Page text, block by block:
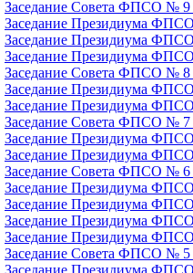
Заседание Совета ФПСО № 9
Заседание Президиума
Заседание Президиума
Заседание Президиума
Заседание Совета ФПСО № 8
Заседание Президиума
Заседание Президиума
Заседание Совета ФПСО № 7
Заседание Президиума ФПСО
Заседание Президиума
Заседание Совета ФПСО № 6
Заседание Президиума
Заседание Президиума
Заседание Президиума
Заседание Президиума
Заседание Совета ФПСО № 5
Заседание Президиума